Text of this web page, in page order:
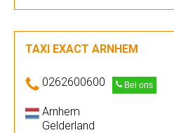
TAXI EXACT ARNHEM
0262600600 Bel ons
Arnhem
Gelderland